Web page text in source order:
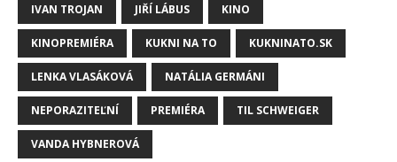
IVAN TROJAN JIŘÍ LÁBUS KINO
KINOPREMIÉRA KUKNI NA TO KUKNINATO.SK
LENKA VLASÁKOVÁ NATÁLIA GERMÁNI
NEPORAZITEĽNÍ PREMIÉRA TIL SCHWEIGER
VANDA HYBNEROVÁ